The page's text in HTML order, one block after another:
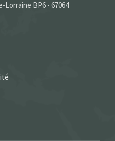
Lorraine BP6 - 67064